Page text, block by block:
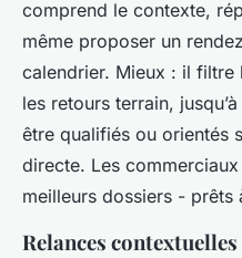
comprend le contexte,
même proposer un
calendrier. Mieux : il filtre
les retours terrain, jusqu’à
être qualifiés ou orientés
directe. Les
meilleurs dossiers - prêts
Relances